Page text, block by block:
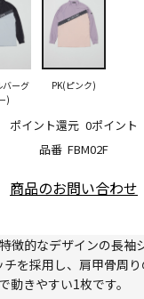
品番 FBM02F
ポイント還元 0ポイント
バーグ
)
PK(ピンク)
商品のお問い合わせ
徴的なデザインの長袖
を採用し、肩甲骨周
動きやすい1枚です。